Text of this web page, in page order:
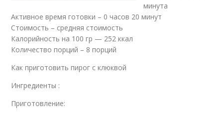
минута
Активное время готовки – 0 часов 20 минут
Стоимость – средняя стоимость
Калорийность на 100 гр — 252 ккал
Количество порций – 8 порций
Как приготовить пирог с клюквой
Ингредиенты :
Приготовление: